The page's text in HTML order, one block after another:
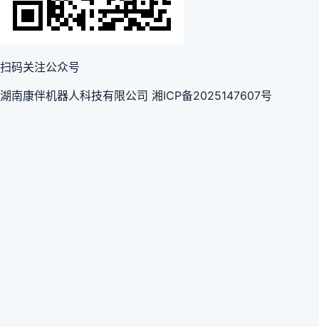
扫码关注公众号
湖南康伴机器人科技有限公司 湘ICP备2025147607号